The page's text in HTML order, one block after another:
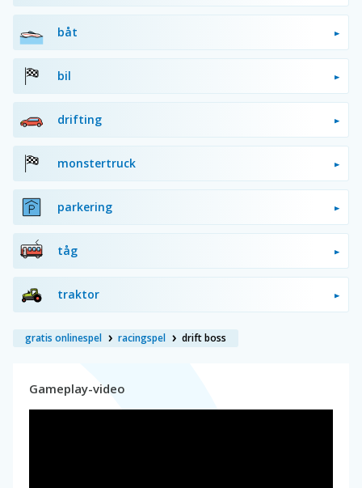
båt
bil
drifting
monstertruck
parkering
tåg
traktor
gratis onlinespel racingspel drift boss
Gameplay-video